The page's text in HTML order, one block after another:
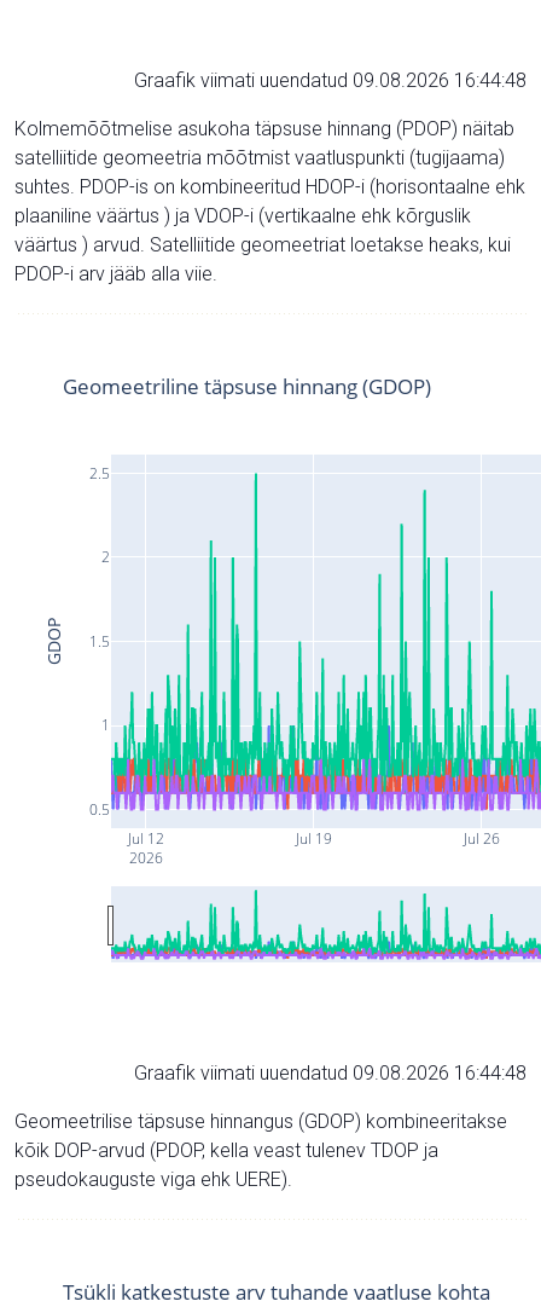
Graafik viimati uuendatud 09.08.2026 16:44:48
Kolmemõõtmelise asukoha täpsuse hinnang (PDOP) näitab
satelliitide geomeetria mõõtmist vaatluspunkti (tugijaama)
suhtes. PDOP-is on kombineeritud HDOP-i (horisontaalne ehk
plaaniline väärtus ) ja VDOP-i (vertikaalne ehk kõrguslik
väärtus ) arvud. Satelliitide geomeetriat loetakse heaks, kui
PDOP-i arv jääb alla viie.
Jul 12
2026
Jul 19 Jul 26
0.5
1
1.5
2
2.5
Geomeetriline täpsuse hinnang (GDOP)
GDOP
Graafik viimati uuendatud 09.08.2026 16:44:48
Geomeetrilise täpsuse hinnangus (GDOP) kombineeritakse
kõik DOP-arvud (PDOP, kella veast tulenev TDOP ja
pseudokauguste viga ehk UERE).
Tsükli katkestuste arv tuhande vaatluse kohta